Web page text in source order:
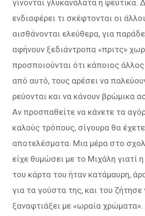
γίνονται γλυκανάλατα ή ψεύτικα.
ενδιαφέρει τι σκέφτονται οι
αισθάνονται ελεύθερα, για
αφήνουν ξεδιάντροπα «πριτς»
προσποιούνται ότι κάποιος
από αυτό, τους αρέσει να
ρεύονται και να κάνουν βρώμικα
Αν προσπαθείτε να κάνετε τα
καλούς τρόπους, σίγουρα θα
αποτελέσματα. Μια μέρα στο
είχε θυμώσει με το Μιχάλη γιατί η
του κάρτα του ήταν κατάμαυρη,
για τα γούστα της, και του ζήτησε
ξαναφτιάξει με «ωραία